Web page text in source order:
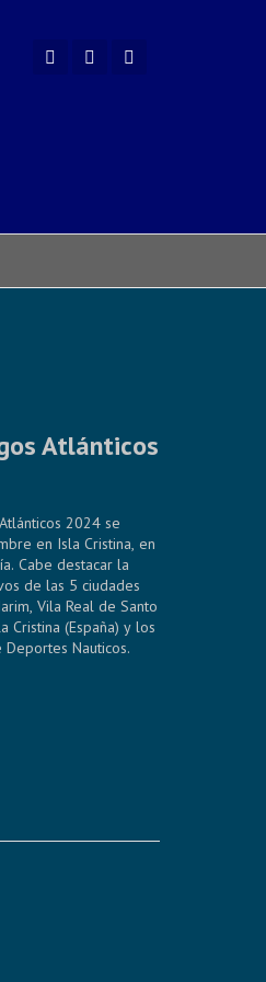
Atlánticos
2024 se
en Isla Cristina, en
Cabe destacar la
de las 5 ciudades
Vila Real de Santo
Cristina (España) y los
Nauticos.